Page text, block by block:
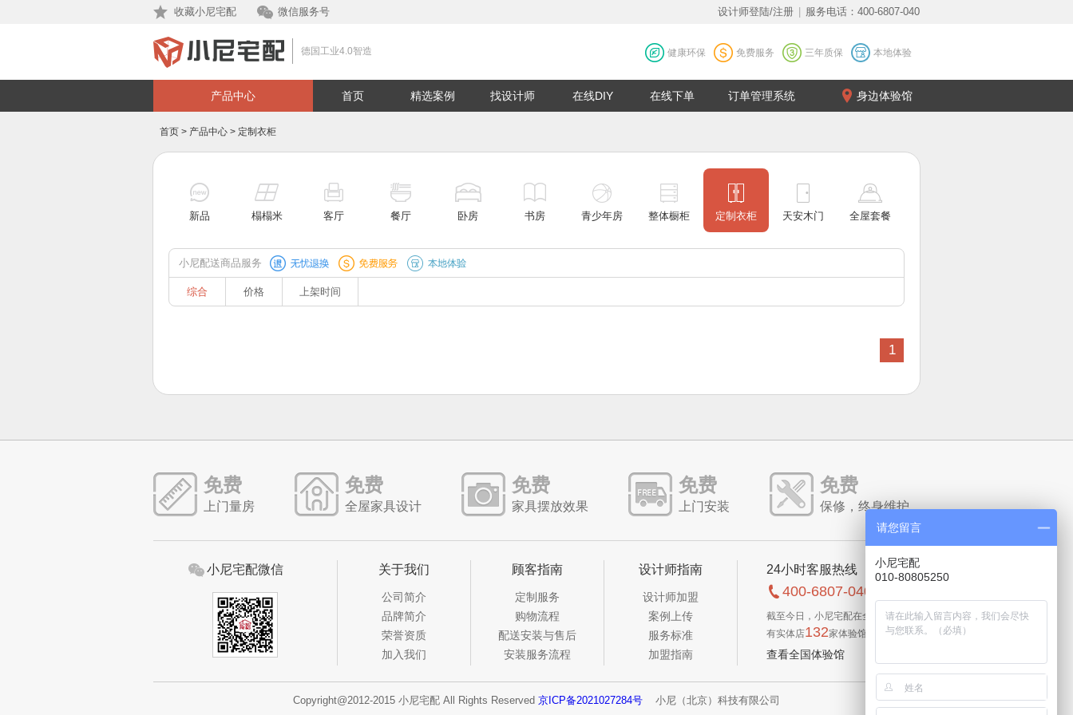
收藏小尼宅配 微信服务号 设计师登陆/注册 服务电话：400-6807-040
德国工业4.0智造 健康环保 免费服务 三年质保 本地体验
产品中心 首页 精选案例 找设计师 在线DIY 在线下单 订单管理系统 身边体验馆
首页 > 产品中心 > 定制衣柜
新品 榻榻米 客厅 餐厅 卧房 书房 青少年房 整体橱柜 定制衣柜 天安木门 全屋套餐
小尼配送商品服务
综合 价格 上架时间
1
免费
上门量房
免费
全屋家具设计
免费
家具摆放效果
免费
上门安装
免费
保修，终身维护
小尼宅配微信 关于我们
公司简介
品牌简介
荣誉资质
加入我们
顾客指南
定制服务
购物流程
配送安装与售后
安装服务流程
设计师指南
设计师加盟
案例上传
服务标准
加盟指南
24小时客服热线
400-6807-040
截至今日，小尼宅配在全国已
有实体店132家体验馆
查看全国体验馆
Copyright@2012-2015 小尼宅配 All Rights Reserved 京ICP备2021027284号 小尼（北京）科技有限公司
请您留言
小尼宅配
010-80805250